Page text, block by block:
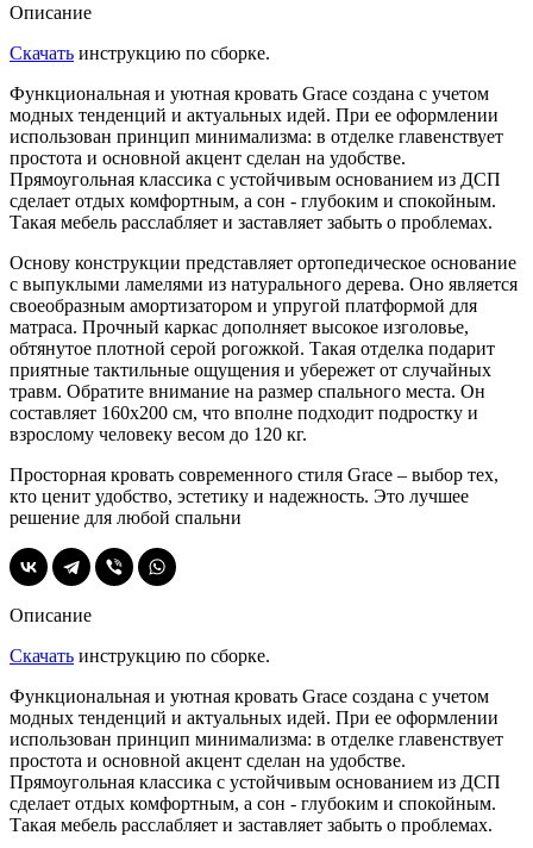
Описание
Скачать инструкцию по сборке.
Функциональная и уютная кровать Grace создана с учетом
модных тенденций и актуальных идей. При ее оформлении
использован принцип минимализма: в отделке главенствует
простота и основной акцент сделан на удобстве.
Прямоугольная классика с устойчивым основанием из ДСП
сделает отдых комфортным, а сон ‑ глубоким и спокойным.
Такая мебель расслабляет и заставляет забыть о проблемах.
Основу конструкции представляет ортопедическое основание
с выпуклыми ламелями из натурального дерева. Оно является
своеобразным амортизатором и упругой платформой для
матраса. Прочный каркас дополняет высокое изголовье,
обтянутое плотной серой рогожкой. Такая отделка подарит
приятные тактильные ощущения и убережет от случайных
травм. Обратите внимание на размер спального места. Он
составляет 160х200 см, что вполне подходит подростку и
взрослому человеку весом до 120 кг.
Просторная кровать современного стиля Grace – выбор тех,
кто ценит удобство, эстетику и надежность. Это лучшее
решение для любой спальни
Описание
Скачать инструкцию по сборке.
Функциональная и уютная кровать Grace создана с учетом
модных тенденций и актуальных идей. При ее оформлении
использован принцип минимализма: в отделке главенствует
простота и основной акцент сделан на удобстве.
Прямоугольная классика с устойчивым основанием из ДСП
сделает отдых комфортным, а сон ‑ глубоким и спокойным.
Такая мебель расслабляет и заставляет забыть о проблемах.